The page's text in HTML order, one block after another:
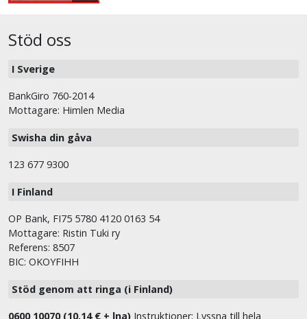
Stöd oss
I Sverige
BankGiro 760-2014
Mottagare: Himlen Media
Swisha din gåva
123 677 9300
I Finland
OP Bank, FI75 5780 4120 0163 54
Mottagare: Ristin Tuki ry
Referens: 8507
BIC: OKOYFIHH
Stöd genom att ringa (i Finland)
0600 10070 (10,14 € + lna) Instruktioner: Lyssna till hela